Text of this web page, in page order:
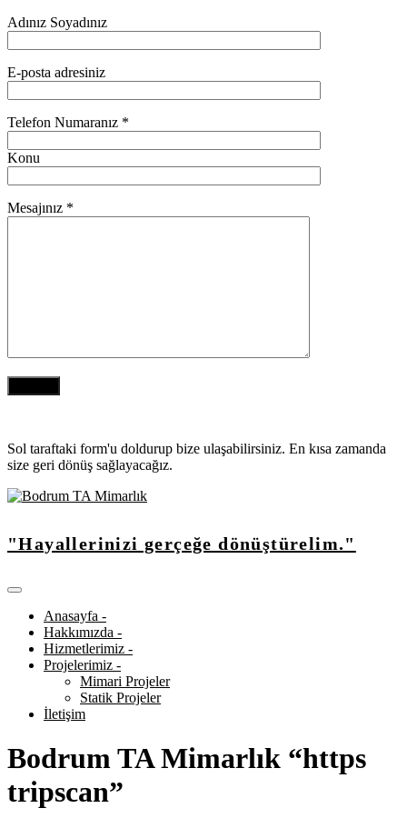
Adınız Soyadınız
E-posta adresiniz
Telefon Numaranız *
Konu
Mesajınız *
Sol taraftaki form'u doldurup bize ulaşabilirsiniz. En kısa zamanda
size geri dönüş sağlayacağız.
"Hayallerinizi gerçeğe dönüştürelim."
Anasayfa -
Hakkımızda -
Hizmetlerimiz -
Projelerimiz -
Mimari Projeler
Statik Projeler
İletişim
Bodrum TA Mimarlık “https
tripscan”